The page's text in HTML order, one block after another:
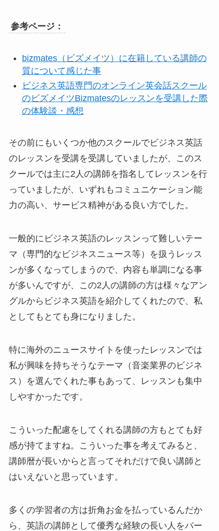
参考ページ：
bizmates（ビズメイツ）に在籍している講師の
質について感じた事
ビジネス英語専門のオンライン英会話スクール
のビズメイツBizmatesのレッスンを受講した際
の体験談・感想
その前にもいくつか他のスクールでビジネス英話
のレッスンを受講を受講していましたが、このス
クールでは主に2人の講師を指名してレッスンを行
っていましたが、いずれもコミュニケーション能
力の高い、サービス精神がある良い方でした。
一般的にビジネス英語のレッスンって難しいテー
マ（専門的なビジネスニュース等）を扱うレッス
ンが多くなってしまうので、内容も単調になる事
が多いんですが、この2人の講師の方は様々なアン
グルからビジネス英語を紹介してくれたので、私
としてもとても身になりました。
特に海外のニュースサイトを使ったレッスンでは
私が興味を持ちそうなテーマ（音楽業界のビジネ
ス）を選んでくれた事もあって、レッスンも集中
しやすかったです。
こういった配慮をしてくれる講師の方もとても好
感が持てますね。こういった事を考えてみると、
講師暦が長いからと言ってそれだけで良い講師と
はいえないと思っています。
多くの学習者の方は折角お金を払っているんだか
ら、英語の講師として優秀な経験の長い人をパー